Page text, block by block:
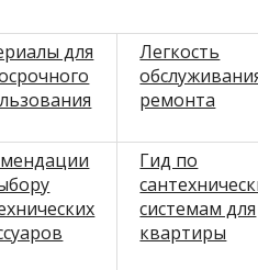
для
Легкость
ремонта
Гид по
системам для
квартиры